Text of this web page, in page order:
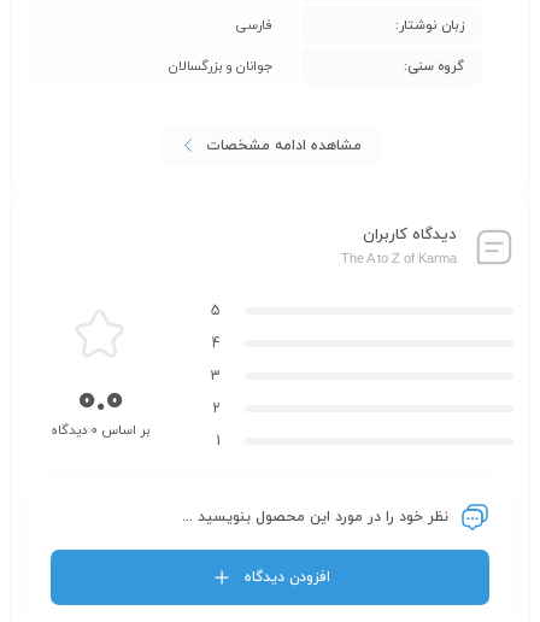
زبان نوشتار: فارسی
گروه سنی: جوانان و بزرگسالان
مشاهده ادامه مشخصات
دیدگاه کاربران
The A to Z of Karma
5
4
3
2
1
0.0
بر اساس 0 دیدگاه
نظر خود را در مورد این محصول بنویسید ...
افزودن دیدگاه